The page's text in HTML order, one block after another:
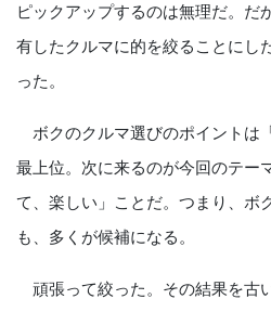
ピックアップするのは無理だ。だ
有したクルマに的を絞ることにし
った。
ボクのクルマ選びのポイントは
最上位。次に来るのが今回のテー
て、楽しい」ことだ。つまり、ボ
も、多くが候補になる。
頑張って絞った。その結果を古